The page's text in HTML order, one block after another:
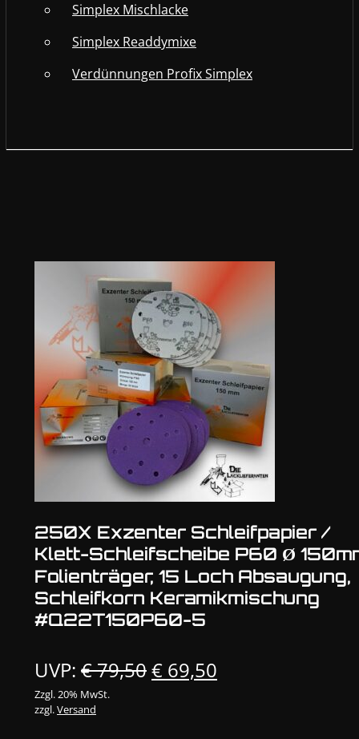
Simplex Mischlacke
Simplex Readdymixe
Verdünnungen Profix Simplex
250X Exzenter Schleifpapier /
Klett-Schleifscheibe P60 Ø
Folienträger, 15 Loch Absaugung,
Schleifkorn Keramikmischung
#Q22T150P60-5
UVP: €79,50Ursprünglicher
€ 69,50
Zzgl. 20% MwSt.
zzgl.Versand